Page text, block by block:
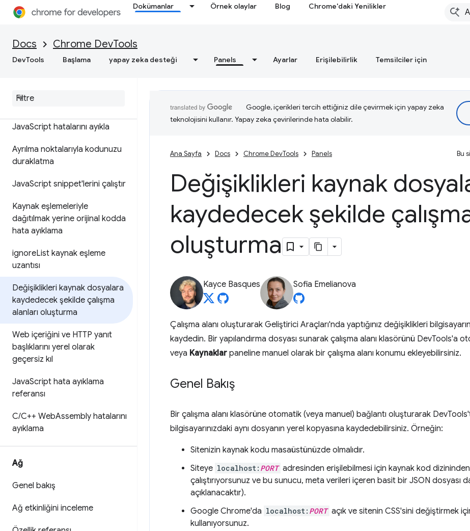
Dokümanlar Örnek olaylar Blog Chrome'daki Yenilikler
Docs Chrome DevTools
DevTools Başlama yapay zeka desteği Panels Ayarlar Erişilebilirlik Temsilciler için
Utilities API referansı
JavaScript hatalarını ayıkla
Ayrılma noktalarıyla kodunuzu
duraklatma
JavaScript snippet'lerini çalıştır
Kaynak eşlemeleriyle
dağıtılmak yerine orijinal kodda
hata ayıklama
ignoreList kaynak eşleme
uzantısı
Değişiklikleri kaynak dosyalara
kaydedecek şekilde çalışma
alanları oluşturma
Web içeriğini ve HTTP yanıt
başlıklarını yerel olarak
geçersiz kıl
JavaScript hata ayıklama
referansı
C/C++ WebAssembly hatalarını
ayıklama
Ağ
Genel bakış
Ağ etkinliğini inceleme
Google, içerikleri tercih ettiğiniz dile çevirmek için yapay zeka
teknolojisini kullanır. Yapay zeka çevirilerinde hata olabilir.
Ana Sayfa Docs Chrome DevTools Panels Bu
Değişiklikleri kaynak
kaydedecek şekilde
oluşturma
Kayce Basques Sofia Emelianova
Çalışma alanı oluşturarak Geliştirici Araçları'nda yaptığınız değişiklikleri
kaydedin. Bir yapılandırma dosyası sunarak çalışma alanı klasörünü DevTools'a
veya Kaynaklar paneline manuel olarak bir çalışma alanı konumu ekleyebilirsiniz.
Genel Bakış
Bir çalışma alanı klasörüne otomatik (veya manuel) bağlantı oluşturarak
bilgisayarınızdaki aynı dosyanın yerel kopyasına kaydedebilirsiniz. Örneğin:
Sitenizin kaynak kodu masaüstünüzde olmalıdır.
Siteye localhost: PORT adresinden erişilebilmesi için kaynak kod
çalıştırıyorsunuz ve bu sunucu, meta verileri içeren basit bir JSON dosyası
açıklanacaktır).
Google Chrome'da localhost: PORT açık ve sitenin CSS'sini değiştirmek
kullanıyorsunuz.